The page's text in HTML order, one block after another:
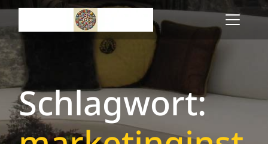
Skip
content
Schlagwort: